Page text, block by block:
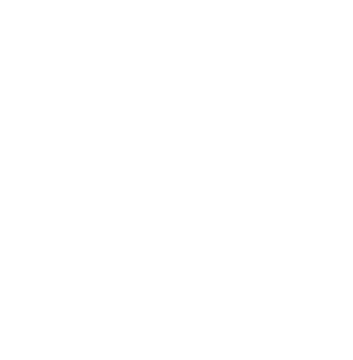
de enganche
de alto costo)